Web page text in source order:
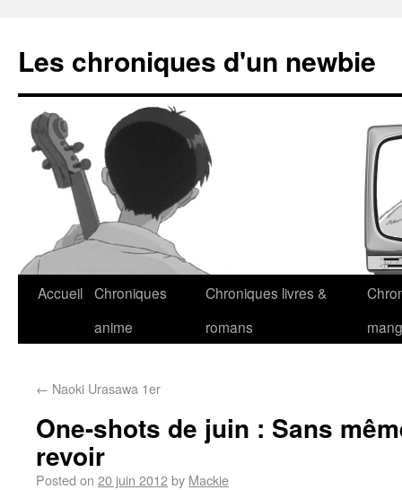
Les chroniques d'un newbie
Accueil Chroniques
anime
Chroniques livres &
romans
← Naoki Urasawa 1er
One-shots de juin : Sans
revoir
Posted on 20 juin 2012by Mackie